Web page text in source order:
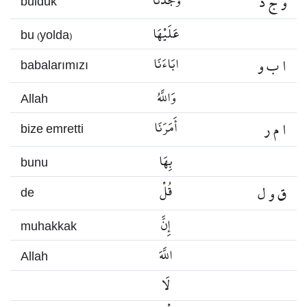
bu (yolda) عَلَيْهَا
babalarımızı ابَاءَنَا ا ب و
Allah وَاللَّهُ
bize emretti أَمَرَنَا ا م ر
bunu بِهَا
de قُلْ ق و ل
muhakkak إِنَّ
Allah
اللَّهَ
لَا